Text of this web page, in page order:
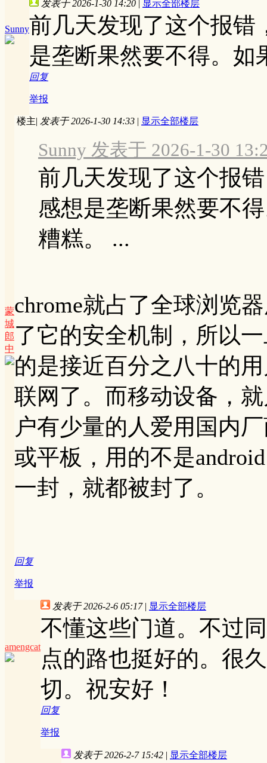
Sunny
发表于 2026-1-30 14:20 显示全部楼层
前几天发现了这个报错
是垄断果然要不得。如
回复
举报
蒙
城
郎
中
楼主| 发表于 2026-1-30 14:33 | 显示全部楼层
Sunny 发表于 2026-1-30
前几天发现了这个报
感想是垄断果然要不
糟糕。 ...
chrome就占了全球浏览
了它的安全机制，所以
的是接近百分之八十的
联网了。而移动设备，
户有少量的人爱用国内
或平板，用的不是
一封，就都被封了。
回复
举报
amengcat
发表于 2026-2-6 05:17 | 显示全部楼层
不懂这些门道。不过
点的路也挺好的。很
切。祝安好！
回复
举报
发表于 2026-2-7 15:42 | 显示全部楼层